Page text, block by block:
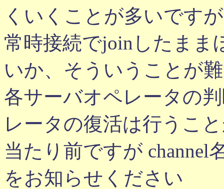
くいくことが多いですが
常時接続でjoinしたまま
いか、そういうことが
各サーバオペレータの
レータの復活は行うこ
当たり前ですが channel
をお知らせください